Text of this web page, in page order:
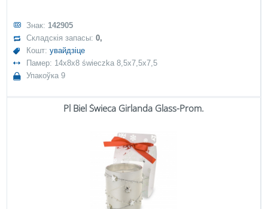
Знак: 142905
Складскія запасы:0,
Кошт:увайдзіце
Памер: 14x8x8 świeczka 8,5x7,5x7,5
Упакоўка 9
Pl Biel Świeca Girlanda Glass-Prom.